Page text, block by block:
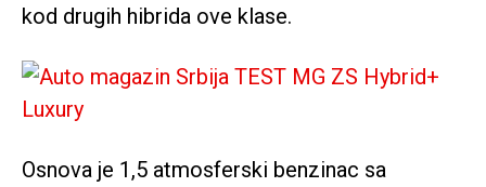
kod drugih hibrida ove klase.
Osnova je 1,5 atmosferski benzinac sa